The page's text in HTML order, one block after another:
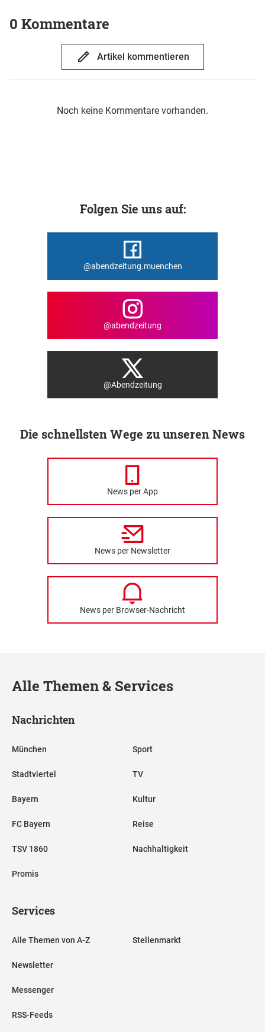
0 Kommentare
Artikel kommentieren
Noch keine Kommentare vorhanden.
Folgen Sie uns auf:
@abendzeitung.muenchen
@abendzeitung
@Abendzeitung
Die schnellsten Wege zu unseren News
News per App
News per Newsletter
News per Browser-Nachricht
Alle Themen & Services
Nachrichten
München
Stadtviertel
Bayern
FC Bayern
TSV 1860
Promis
Sport
TV
Kultur
Reise
Nachhaltigkeit
Services
Alle Themen von A-Z
Newsletter
Messenger
RSS-Feeds
Stellenmarkt